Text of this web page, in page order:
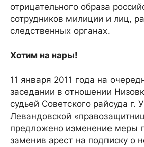
отрицательного образа
сотрудников милиции и лиц,
следственных органах.
Хотим на нары!
11 января 2011 года на
заседании в отношении
судьей Советского райсуда г.
Левандовской
предложено изменение меры
заменив арест на подписку о